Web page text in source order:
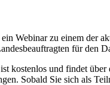
Webinar zu einem der
für den
kostenlos und findet
Sobald Sie sich als